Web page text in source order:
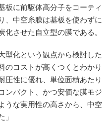
板に前駆体高分子をコーティ
、中空糸膜は基板を使わずに
させた自立型の膜である。
化という観点から検討した
のコストが高くつくとわかり
圧性に優れ、単位面積あたり
ンパクト、かつ安価な膜モジ
うな実用性の高さから、中空